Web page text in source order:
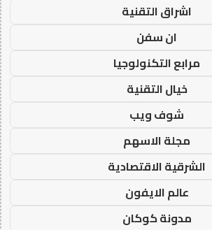
اشراق التقنية
ان سفن
مرابع التكنولوجيا
خيال التقنية
شوف ويب
مجلة الاسهم
الشرقية الاقتصادية
عالم الايفون
مدونة كوكان